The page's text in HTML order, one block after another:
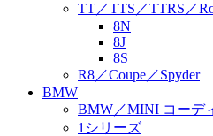
TT／TTS／TTRS／
8N
8J
8S
R8／Coupe／Spyder
BMW
BMW／MINI コーデ
1シリーズ